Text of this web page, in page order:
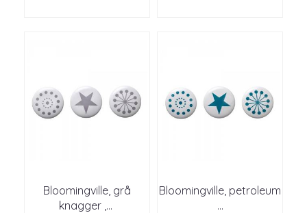
Bloomingville, grå
knagger ,...
Bloomingville, petroleum
...